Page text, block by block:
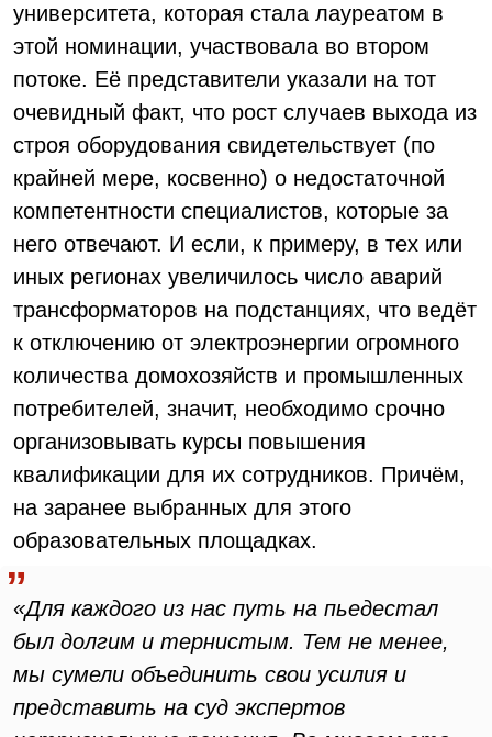
университета, которая стала лауреатом в
этой номинации, участвовала во втором
потоке. Её представители указали на тот
очевидный факт, что рост случаев выхода из
строя оборудования свидетельствует (по
крайней мере, косвенно) о недостаточной
компетентности специалистов, которые за
него отвечают. И если, к примеру, в тех или
иных регионах увеличилось число аварий
трансформаторов на подстанциях, что ведёт
к отключению от электроэнергии огромного
количества домохозяйств и промышленных
потребителей, значит, необходимо срочно
организовывать курсы повышения
квалификации для их сотрудников. Причём,
на заранее выбранных для этого
образовательных площадках.
«Для каждого из нас путь на пьедестал
был долгим и тернистым. Тем не менее,
мы сумели объединить свои усилия и
представить на суд экспертов